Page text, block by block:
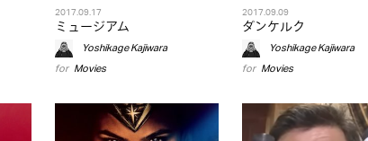
2017.09.17
ミュージアム
Yoshikage Kajiwara
for Movies
2017.09.09
ダンケルク
Yoshikage Kajiwara
for Movies